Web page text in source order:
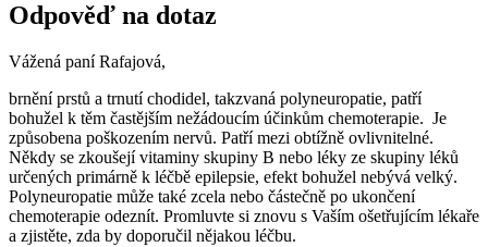
Odpověď na dotaz
Vážená paní Rafajová,
brnění prstů a trnutí chodidel, takzvaná polyneuropatie, patří
bohužel k těm častějším nežádoucím účinkům chemoterapie. Je
způsobena poškozením nervů. Patří mezi obtížně ovlivnitelné.
Někdy se zkoušejí vitaminy skupiny B nebo léky ze skupiny léků
určených primárně k léčbě epilepsie, efekt bohužel nebývá velký.
Polyneuropatie může také zcela nebo částečně po ukončení
chemoterapie odeznít. Promluvte si znovu s Vaším ošetřujícím lékaře
a zjistěte, zda by doporučil nějakou léčbu.